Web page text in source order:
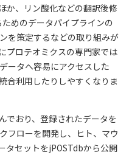
か、リン酸化などの翻訳後修
めのデータパイプラインの
を策定するなどの取り組みが
プロテオミクスの専門家では
ータへ容易にアクセスした
合利用したりしやすくなりま
でおり、登録されたデータを
フローを開発し、ヒト、マウ
タセットをjPOSTdbから公開